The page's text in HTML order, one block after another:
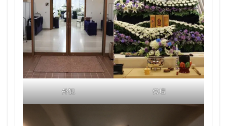
外観 祭壇